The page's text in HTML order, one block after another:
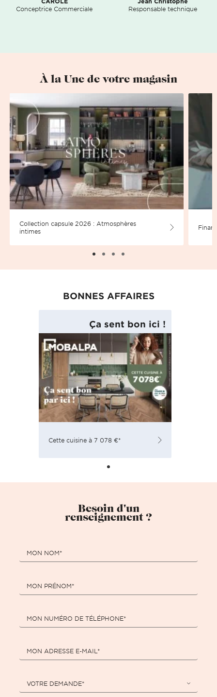
Conceptrice Commerciale
Responsable technique
À la Une de votre magasin
Collection capsule 2026 : Atmosphères
intimes
BONNES AFFAIRES
Ça sent bon ici !
Cette cuisine à 7 078 €*
Besoin d'un
renseignement ?
MON NOM*
MON PRÉNOM*
MON NUMÉRO DE TÉLÉPHONE*
MON ADRESSE E-MAIL*
VOTRE DEMANDE*